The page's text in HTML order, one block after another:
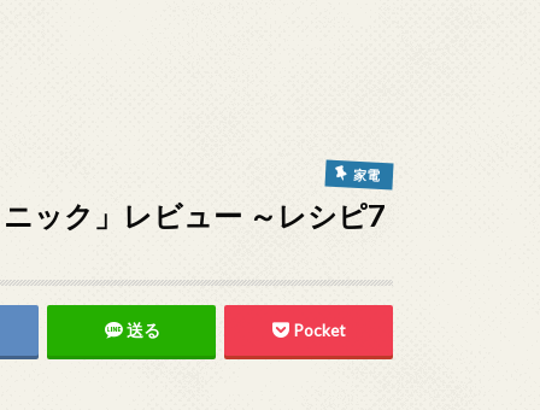
家電
ック」レビュー ～レシピ7
送る Pocket